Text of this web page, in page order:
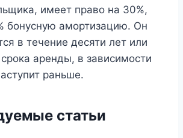
имеет право на 30%,
бонусную амортизацию. Он
в течение десяти лет или
аренды, в зависимости
раньше.
статьи